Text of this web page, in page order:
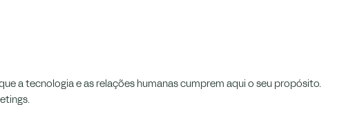
a tecnologia e as relações humanas cumprem aqui o seu propósito.